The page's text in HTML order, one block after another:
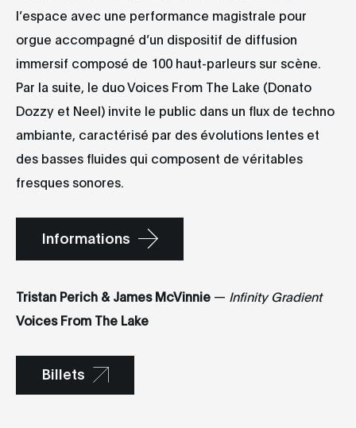
l’espace avec une performance magistrale pour
orgue accompagné d’un dispositif de diffusion
immersif composé de 100 haut-parleurs sur scène.
Par la suite, le duo Voices From The Lake (Donato
Dozzy et Neel) invite le public dans un flux de techno
ambiante, caractérisé par des évolutions lentes et
des basses fluides qui composent de véritables
fresques sonores.
Informations
Tristan Perich & James McVinnie — Infinity Gradient
Voices From The Lake
Billets